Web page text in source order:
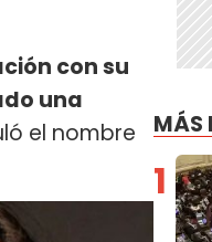
con su
una
el nombre
MÁS
1